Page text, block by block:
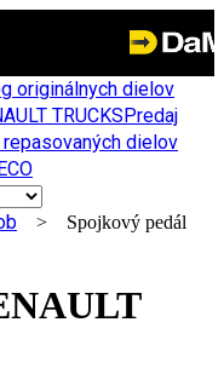
originálnych dielov
TRUCKSPredaj
repasovaných dielov
> Spojkový pedál